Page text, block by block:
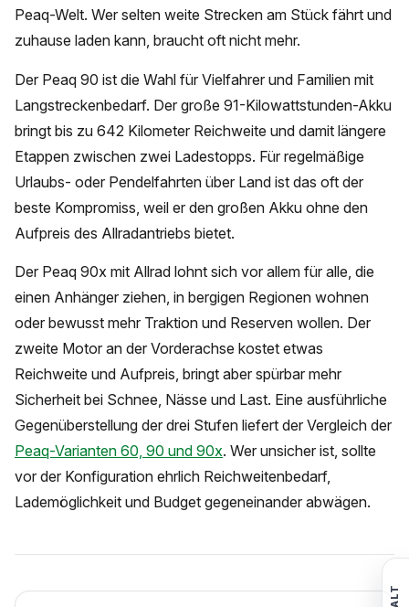
Peaq-Welt. Wer selten weite Strecken am Stück fährt und
zuhause laden kann, braucht oft nicht mehr.
Der Peaq 90 ist die Wahl für Vielfahrer und Familien mit
Langstreckenbedarf. Der große 91-Kilowattstunden-Akku
bringt bis zu 642 Kilometer Reichweite und damit längere
Etappen zwischen zwei Ladestopps. Für regelmäßige
Urlaubs- oder Pendelfahrten über Land ist das oft der
beste Kompromiss, weil er den großen Akku ohne den
Aufpreis des Allradantriebs bietet.
Der Peaq 90x mit Allrad lohnt sich vor allem für alle, die
einen Anhänger ziehen, in bergigen Regionen wohnen
oder bewusst mehr Traktion und Reserven wollen. Der
zweite Motor an der Vorderachse kostet etwas
Reichweite und Aufpreis, bringt aber spürbar mehr
Sicherheit bei Schnee, Nässe und Last. Eine ausführliche
Gegenüberstellung der drei Stufen liefert der Vergleich der
Peaq-Varianten 60, 90 und 90x. Wer unsicher ist, sollte
vor der Konfiguration ehrlich Reichweitenbedarf,
Lademöglichkeit und Budget gegeneinander abwägen.